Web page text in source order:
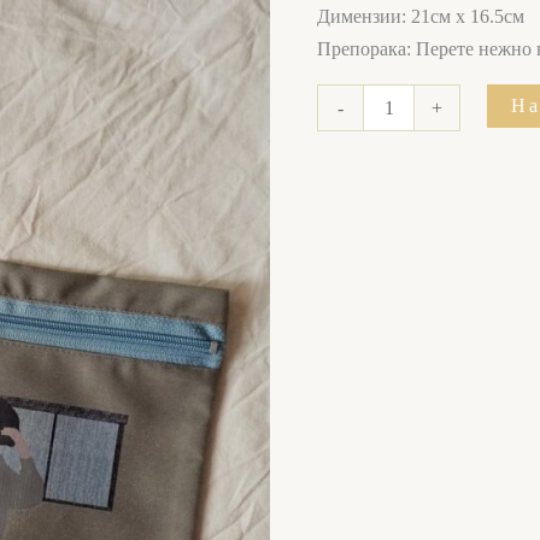
Димензии: 21см х 16.5см
Препорака: Перете нежно
-
количина
+